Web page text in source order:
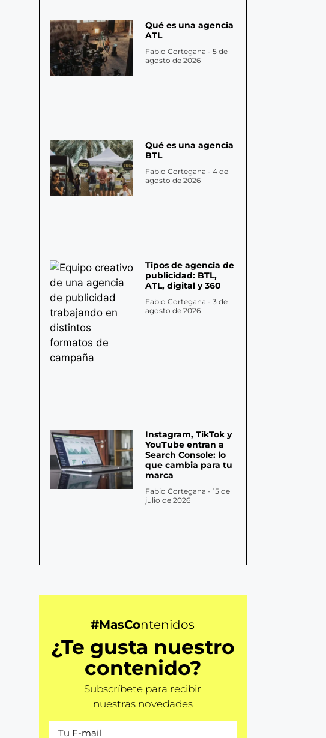
Qué es una agencia
ATL
Fabio Cortegana 5 de
agosto de 2026
Qué es una agencia
BTL
Fabio Cortegana 4 de
agosto de 2026
Tipos de agencia de
publicidad: BTL,
ATL, digital y 360
Fabio Cortegana 3 de
agosto de 2026
Instagram, TikTok y
YouTube entran a
Search Console: lo
que cambia para tu
marca
Fabio Cortegana 15 de
julio de 2026
#MasContenidos
¿Te gusta nuestro
contenido?
Subscríbete para recibir
nuestras novedades